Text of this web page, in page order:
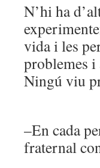
N’hi ha
vida i les
problemes i
Ningú viu
–En cada
fraternal